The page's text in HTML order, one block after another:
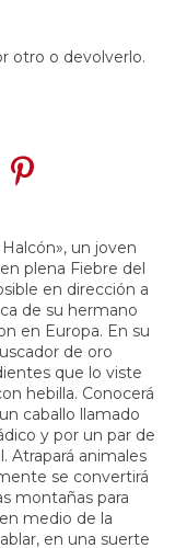
otro o devolverlo.
un joven
plena Fiebre del
en dirección a
de su hermano
en Europa. En su
de oro
que lo viste
hebilla. Conocerá
caballo llamado
y por un par de
Atrapará animales
se convertirá
montañas para
medio de la
en una suerte